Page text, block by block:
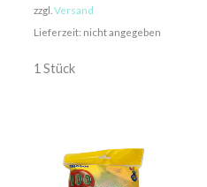
zzgl. Versand
Lieferzeit: nicht angegeben
1 Stück